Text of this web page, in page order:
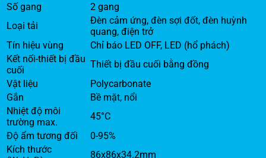
Số gang
2 gang
Loại tải
Đèn cảm ứng, đèn sợi đốt, đèn huỳnh
quang, điện trở
Tín hiệu vùng
Chỉ báo LED OFF, LED (hổ phách)
Kết nối-thiết bị đầu
cuối
Thiết bị đầu cuối bằng đồng
Vật liệu
Polycarbonate
Gắn
Bề mặt, nổi
Nhiệt độ môi
trường max.
45°C
Độ ẩm tương đối
0-95%
Kích thước
86x86x34.2mm